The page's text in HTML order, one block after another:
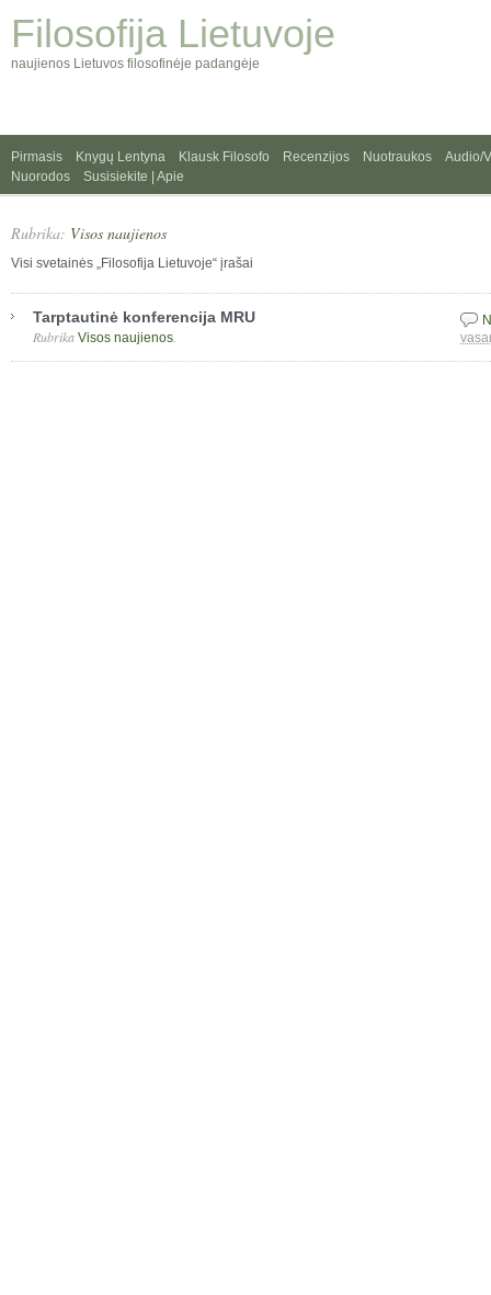
Filosofija Lietuvoje
naujienos Lietuvos filosofinėje padangėje
Pirmasis Knygų Lentyna Klausk Filosofo Recenzijos Nuotraukos
Audio/
Nuorodos
Susisiekite | Apie
Rubrika: Visos naujienos
Visi svetainės „Filosofija Lietuvoje“ įrašai
Tarptautinė konferencija MRU
Rubrika Visos naujienos